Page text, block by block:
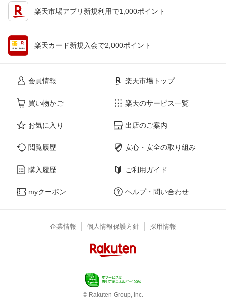
楽天市場アプリ新規利用で1,000ポイント
楽天カード新規入会で2,000ポイント
会員情報
買い物かご
お気に入り
閲覧履歴
購入履歴
myクーポン
楽天市場トップ
楽天のサービス一覧
出店のご案内
安心・安全の取り組み
ご利用ガイド
ヘルプ・問い合わせ
企業情報 個人情報保護方針 採用情報
© Rakuten Group, Inc.